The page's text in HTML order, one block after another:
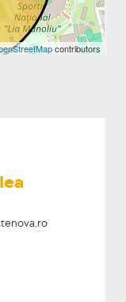
contributors